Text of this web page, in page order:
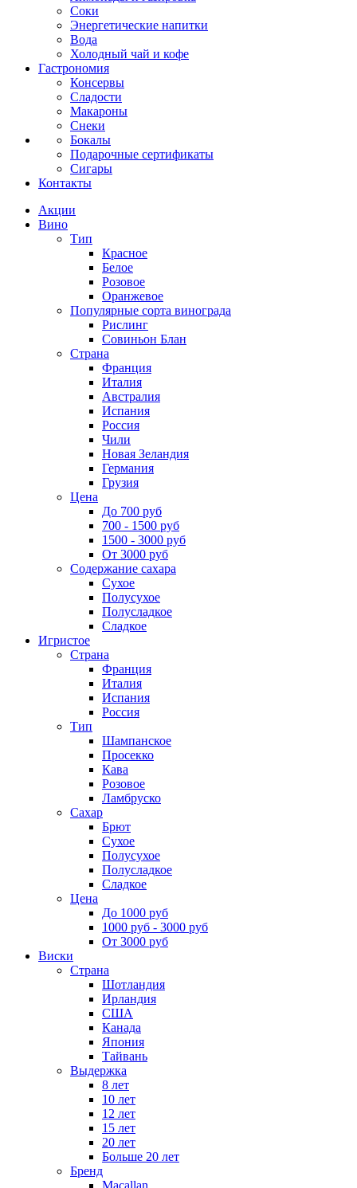
Соки
Энергетические напитки
Вода
Холодный чай и кофе
Гастрономия
Консервы
Сладости
Макароны
Снеки
Бокалы
Подарочные сертификаты
Сигары
Контакты
Акции
Вино
Тип
Красное
Белое
Розовое
Оранжевое
Популярные сорта винограда
Рислинг
Совиньон Блан
Страна
Франция
Италия
Австралия
Испания
Россия
Чили
Новая Зеландия
Германия
Грузия
Цена
До 700 руб
700 - 1500 руб
1500 - 3000 руб
От 3000 руб
Содержание сахара
Сухое
Полусухое
Полусладкое
Сладкое
Игристое
Страна
Франция
Италия
Испания
Россия
Тип
Шампанское
Просекко
Кава
Розовое
Ламбруско
Сахар
Брют
Сухое
Полусухое
Полусладкое
Сладкое
Цена
До 1000 руб
1000 руб - 3000 руб
От 3000 руб
Виски
Страна
Шотландия
Ирландия
США
Канада
Япония
Тайвань
Выдержка
8 лет
10 лет
12 лет
15 лет
20 лет
Больше 20 лет
Бренд
Macallan